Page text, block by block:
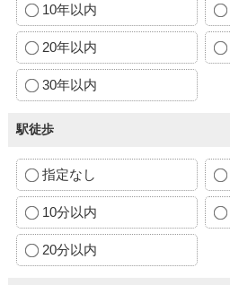
10年以内
20年以内
30年以内
駅徒歩
指定なし
10分以内
20分以内